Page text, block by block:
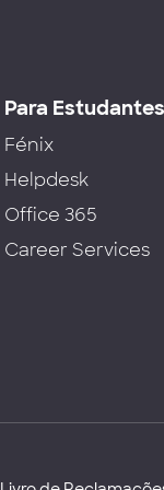
Para
Fénix
Helpdesk
Office 365
Career Services